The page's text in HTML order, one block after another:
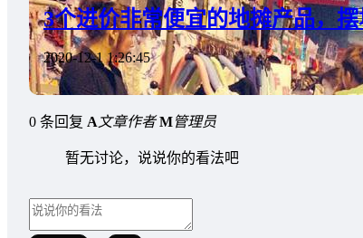
3个进价非常便宜的地摊产品，
2020-12-1 1:26:45
0 条回复 A文章作者 M管理员
暂无讨论，说说你的看法吧